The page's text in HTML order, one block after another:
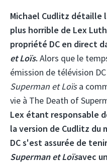
Michael Cudlitz détaille
plus horrible de Lex
propriété DC en direct
et Loïs. Alors que le
émission de télévision
Superman et Loïsa
vie à The Death of
Lex étant responsable
la version de Cudlitz du
DC s'est assurée de
Superman et Loïsavec